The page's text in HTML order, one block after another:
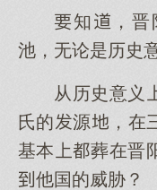
知，晋
池，无论是历史
从历史意义
氏的源，在
基本葬在晋
他国的威胁？